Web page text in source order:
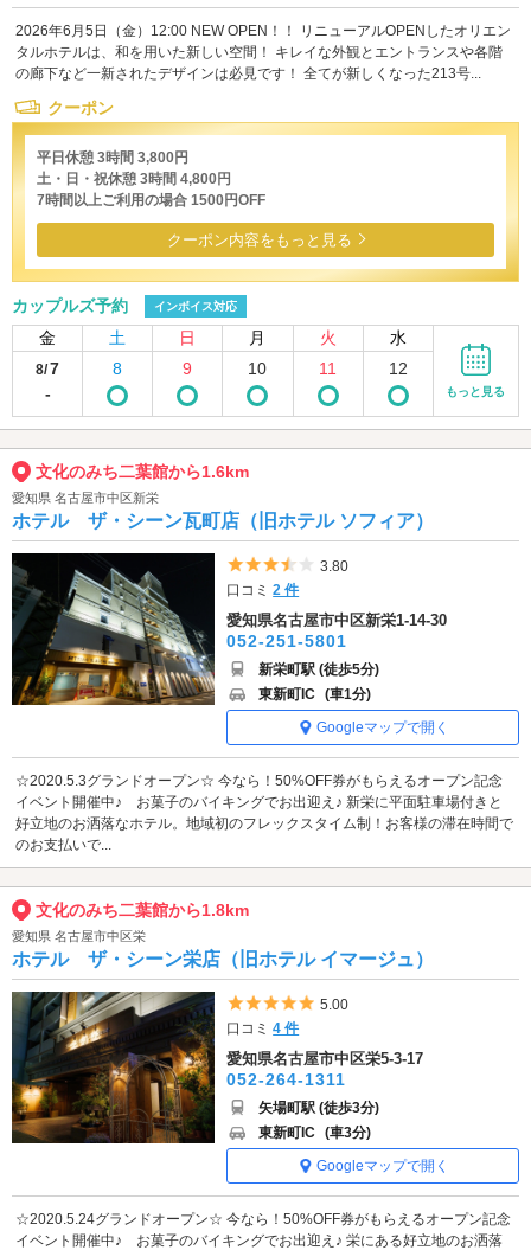
2026年6月5日（金）12:00 NEW OPEN！！ リニューアルOPENしたオリエン
タルホテルは、和を用いた新しい空間！ キレイな外観とエントランスや各階
の廊下など一新されたデザインは必見です！ 全てが新しくなった213号...
クーポン
平日休憩 3時間 3,800円
土・日・祝休憩 3時間 4,800円
7時間以上ご利用の場合 1500円OFF
クーポン内容をもっと見る
カップルズ予約 インボイス対応
金 土 日 月 火 水
8/7
-
8 9 10 11 12
もっと見る
文化のみち二葉館から1.6km
愛知県 名古屋市中区新栄
ホテル ザ・シーン瓦町店（旧ホテル ソフィア）
5つ星のうち3.5
3.80
口コミ2 件
愛知県名古屋市中区新栄1-14-30
052-251-5801
新栄町駅 (徒歩5分)
東新町IC (車1分)
Googleマップで開く
☆2020.5.3グランドオープン☆ 今なら！50%OFF券がもらえるオープン記念
イベント開催中♪ お菓子のバイキングでお出迎え♪ 新栄に平面駐車場付きと
好立地のお洒落なホテル。地域初のフレックスタイム制！お客様の滞在時間で
のお支払いで...
文化のみち二葉館から1.8km
愛知県 名古屋市中区栄
ホテル ザ・シーン栄店（旧ホテル イマージュ）
5つ星のうち5
5.00
口コミ4 件
愛知県名古屋市中区栄5-3-17
052-264-1311
矢場町駅 (徒歩3分)
東新町IC (車3分)
Googleマップで開く
☆2020.5.24グランドオープン☆ 今なら！50%OFF券がもらえるオープン記念
イベント開催中♪ お菓子のバイキングでお出迎え♪ 栄にある好立地のお洒落